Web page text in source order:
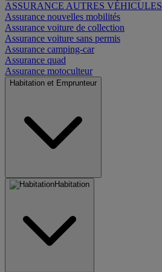
ASSURANCE AUTRES VÉHICULES
Assurance nouvelles mobilités
Assurance voiture de collection
Assurance voiture sans permis
Assurance camping-car
Assurance quad
Assurance motoculteur
Habitation et Emprunteur
Habitation